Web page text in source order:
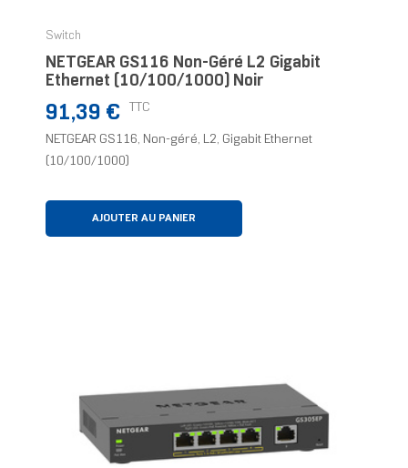
Switch
NETGEAR GS116 Non-Géré L2 Gigabit
Ethernet (10/100/1000) Noir
Prix
91,39 € TTC
NETGEAR GS116, Non-géré, L2, Gigabit Ethernet
(10/100/1000)
AJOUTER AU PANIER